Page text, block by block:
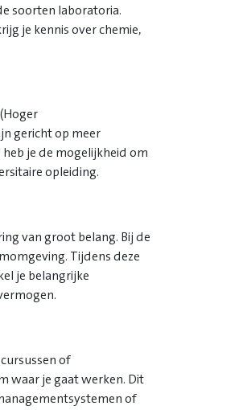
soorten laboratoria.
je kennis over chemie,
gericht op meer
je de mogelijkheid om
opleiding.
van groot belang. Bij de
Tijdens deze
je belangrijke
of
waar je gaat werken. Dit
of